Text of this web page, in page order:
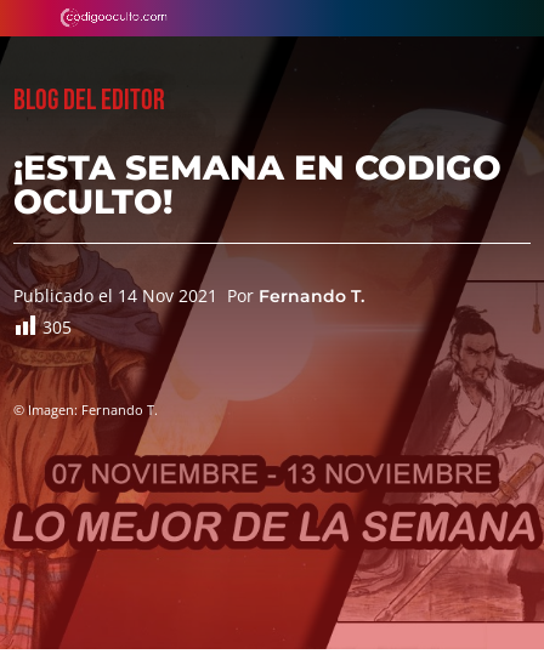
BLOG DEL EDITOR
¡ESTA SEMANA EN CODIGO
OCULTO!
Publicado el 14 Nov 2021 Por Fernando T.
305
© Imagen: Fernando T.